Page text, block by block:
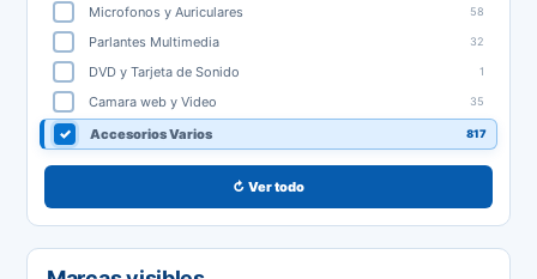
Microfonos y Auriculares 58
Parlantes Multimedia 32
DVD y Tarjeta de Sonido 1
Camara web y Video 35
Accesorios Varios 817
↻ Ver todo